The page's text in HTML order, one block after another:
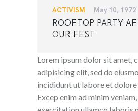
ACTIVISM May 10, 1972
ROOFTOP PARTY
OUR FEST
Lorem ipsum dolor sit amet,
adipisicing elit, sed do
incididunt ut labore et dolore
Excep enim ad minim